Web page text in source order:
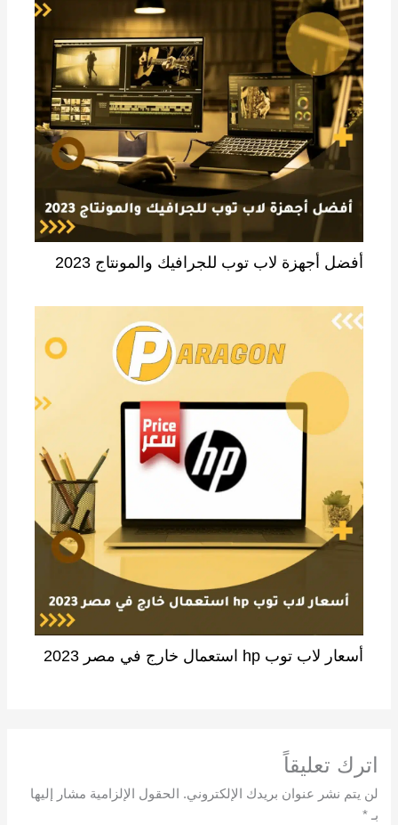
أفضل أجهزة لاب توب للجرافيك والمونتاج 2023
أسعار لاب توب hp استعمال خارج في مصر 2023
اترك تعليقاً
لن يتم نشر عنوان بريدك الإلكتروني.
الحقول الإلزامية مشار إليها
بـ*